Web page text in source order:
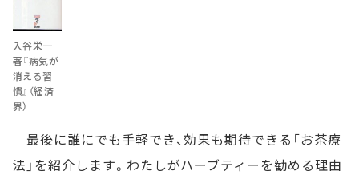
入谷栄一
著『病気が
消える習
慣』（経済
界）
最後に誰にでも手軽でき、効果も期待できる「お茶療
法」を紹介します。わたしがハーブティーを勧める理由